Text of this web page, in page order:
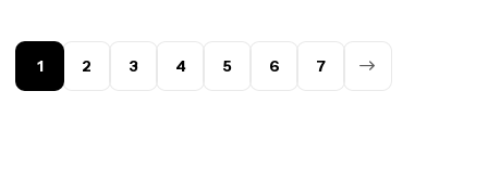
1 2 3 4 5 6 7